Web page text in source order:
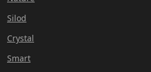
Silod
Crystal
Smart